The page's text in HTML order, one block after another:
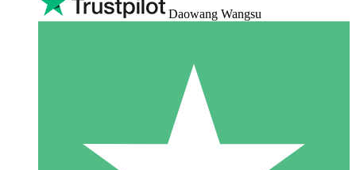
Daowang Wangsu